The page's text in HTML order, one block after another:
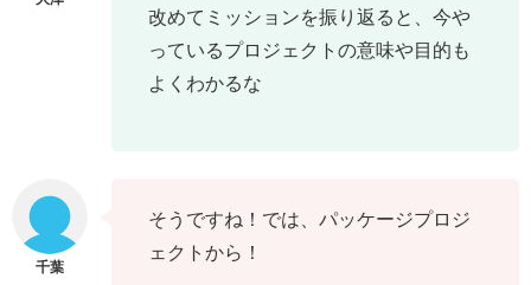
改めてミッションを振り返ると、今や
っているプロジェクトの意味や目的も
よくわかるな
そうですね！では、パッケージプロジ
ェクトから！